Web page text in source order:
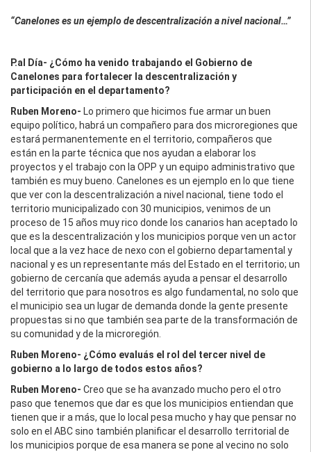
“Canelones es un ejemplo de descentralización a nivel nacional…”
P.al Día- ¿Cómo ha venido trabajando el Gobierno de
Canelones para fortalecer la descentralización y
participación en el departamento?
Ruben Moreno- Lo primero que hicimos fue armar un buen
equipo político, habrá un compañero para dos microregiones que
estará permanentemente en el territorio, compañeros que
están en la parte técnica que nos ayudan a elaborar los
proyectos y el trabajo con la OPP y un equipo administrativo que
también es muy bueno. Canelones es un ejemplo en lo que tiene
que ver con la descentralización a nivel nacional, tiene todo el
territorio municipalizado con 30 municipios, venimos de un
proceso de 15 años muy rico donde los canarios han aceptado lo
que es la descentralización y los municipios porque ven un actor
local que a la vez hace de nexo con el gobierno departamental y
nacional y es un representante más del Estado en el territorio; un
gobierno de cercanía que además ayuda a pensar el desarrollo
del territorio que para nosotros es algo fundamental, no solo que
el municipio sea un lugar de demanda donde la gente presente
propuestas si no que también sea parte de la transformación de
su comunidad y de la microregión.
Ruben Moreno- ¿Cómo evaluás el rol del tercer nivel de
gobierno a lo largo de todos estos años?
Ruben Moreno- Creo que se ha avanzado mucho pero el otro
paso que tenemos que dar es que los municipios entiendan que
tienen que ir a más, que lo local pesa mucho y hay que pensar no
solo en el ABC sino también planificar el desarrollo territorial de
los municipios porque de esa manera se pone al vecino no solo